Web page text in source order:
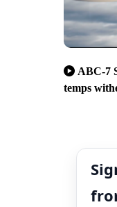
ABC-7
temps